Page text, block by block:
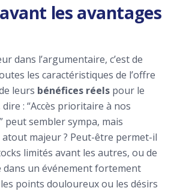
les avantages
dans l’argumentaire, c’est de
les caractéristiques de l’offre
leurs bénéfices réels pour le
: “Accès prioritaire à nos
peut sembler sympa, mais
majeur ? Peut-être permet-il
limités avant les autres, ou de
dans un événement fortement
points douloureux ou les désirs